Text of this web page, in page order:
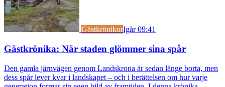
GästkrönikorIgår 09:41
Gästkrönika: När staden glömmer sina spår
Den gamla järnvägen genom Landskrona är sedan länge borta, men
dess spår lever kvar i landskapet – och i berättelsen om hur varje